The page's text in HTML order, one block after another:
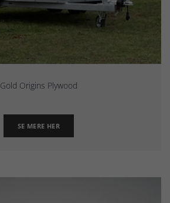
Gold Origins Plywood
SE MERE HER